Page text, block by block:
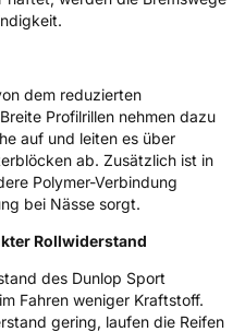
Innovation Center, Avenue
Colmar-Berg Luxemburg,
dem reduzierten
Profilrillen nehmen dazu
auf und leiten es über
ab. Zusätzlich ist in
Polymer-Verbindung
bei Nässe sorgt.
Rollwiderstand
des Dunlop Sport
Fahren weniger Kraftstoff.
gering, laufen die Reifen